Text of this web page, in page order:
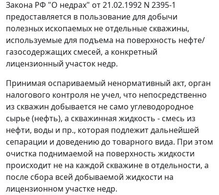
Закона РФ "О недрах" от 21.02.1992 N 2395-1
предоставляется в пользование для добычи
полезных ископаемых не отдельные скважины,
используемые для подъема на поверхность нефте/
газосодержащих смесей, а конкретный
лицензионный участок недр.
Принимая оспариваемый ненормативный акт, орган
налогового контроля не учел, что непосредственно
из скважин добывается не само углеводородное
сырье (нефть), а скважинная жидкость - смесь из
нефти, воды и пр., которая подлежит дальнейшей
сепарации и доведению до товарного вида. При этом
очистка поднимаемой на поверхность жидкости
происходит не на каждой скважине в отдельности, а
после сбора всей добываемой жидкости на
лицензионном участке недр.